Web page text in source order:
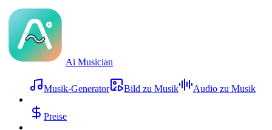
Ai Musician
Musik-Generator Bild zu Musik Audio zu Musik
Preise